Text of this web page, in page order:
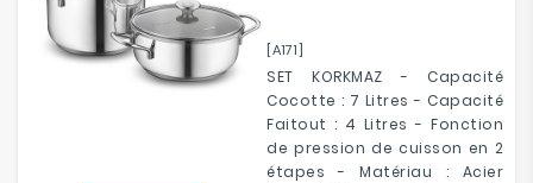
[A171]
SET KORKMAZ - Capacité
Cocotte : 7 Litres - Capacité
Faitout : 4 Litres- Fonction
de pression de cuisson en 2
étapes - Matériau : Acier